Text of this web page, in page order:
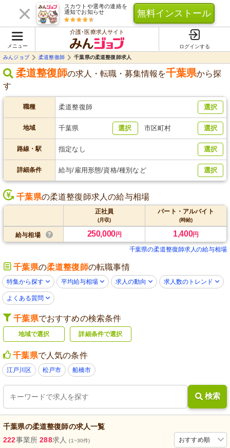
スカウトや選考の連絡を
通知でお知らせ
無料インストール
メニュー
介護･医療求人サイト
ログインする
みんジョブ
柔道整復師 千葉県の柔道整復師求人
柔道整復師の求人・転職・募集情報を千葉県から探
す
職種 柔道整復師 選択
地域 千葉県 選択 市区町村 選択
路線・駅 指定なし 選択
詳細条件 給与/雇用形態/資格/種別など 選択
千葉県の柔道整復師求人の給与相場
正社員
(月収)
パート・アルバイト
(時給)
給与相場 250,000円 1,400円
千葉県の柔道整復師求人の給与相場
千葉県の柔道整復師の転職事情
特集から探す 平均給与相場 求人の動向 求人数のトレンド
よくある質問
千葉県でおすすめの検索条件
地域で選択 詳細条件で選択
千葉県で人気の条件
江戸川区 松戸市 船橋市
検索
千葉県の柔道整復師の求人一覧
おすすめ順
222事業所 288求人(1~30件)